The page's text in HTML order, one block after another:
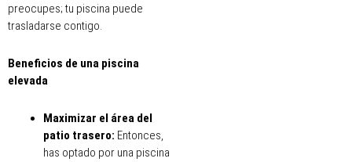
preocupes; tu piscina puede
trasladarse contigo.
Beneficios de una piscina
elevada
Maximizar el área del
patio trasero: Entonces,
has optado por una piscina